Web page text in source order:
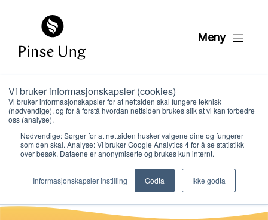
Vi bruker informasjonskapsler (cookies)
Vi bruker informasjonskapsler for at nettsiden skal fungere teknisk
(nødvendige), og for å forstå hvordan nettsiden brukes slik at vi kan forbedre
oss (analyse).
Nødvendige: Sørger for at nettsiden husker valgene dine og fungerer
som den skal. Analyse: Vi bruker Google Analytics 4 for å se statistikk
over besøk. Dataene er anonymiserte og brukes kun internt.
Informasjonskapsler instilling Godta Ikke godta
Meny
Overblikk: Malaki
PER KRISTIAN LØVE
PUBLISERT5. DESEMBER 2022
Hva vi gjør